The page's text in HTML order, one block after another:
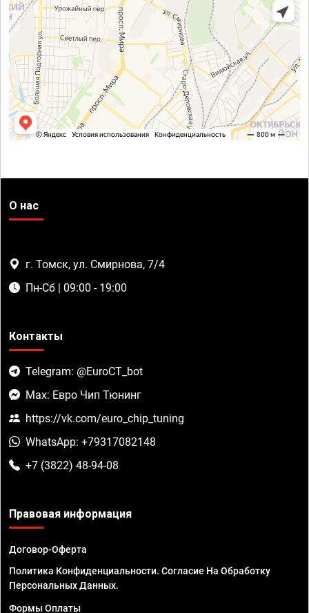
О нас
г. Томск, ул. Смирнова, 7/4
Пн-Сб | 09:00 - 19:00
Контакты
Telegram: @EuroCT_bot
Max: Евро Чип Тюнинг
https://vk.com/euro_chip_tuning
WhatsApp: +79317082148
+7 (3822) 48-94-08
Правовая информация
Договор-Оферта
Политика Конфиденциальности. Согласие На Обработку
Персональных Данных.
Формы Оплаты